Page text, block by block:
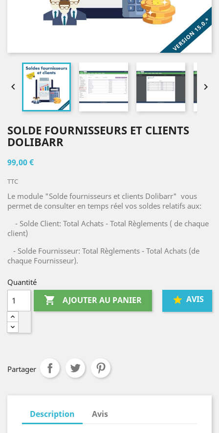
 
SOLDE FOURNISSEURS ET CLIENTS
DOLIBARR
99,00 €
TTC
Le module "Solde fournisseurs et clients Dolibarr" vous
permet de consulter en temps réel vos soldes relatifs aux:
- Solde Client: Total Achats - Total Règlements ( de chaque
client)
- Solde Fournisseur: Total Règlements - Total Achats (de
chaque Fournisseur).
Quantité
 AJOUTER AU PANIER AVIS
Partager
Description Avis